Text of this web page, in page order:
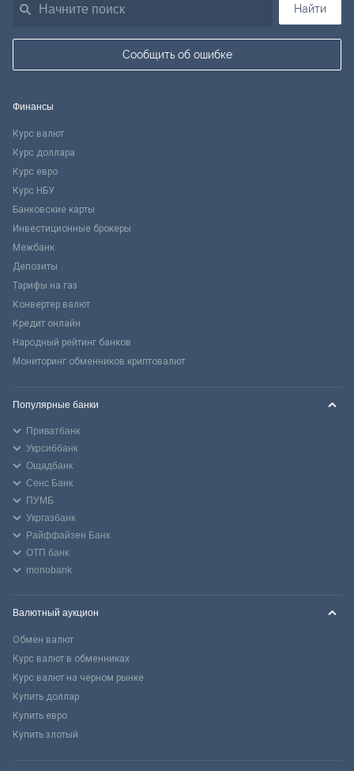
Найти
Сообщить об ошибке
Финансы
Курс валют
Курс доллара
Курс евро
Курс НБУ
Банковские карты
Инвестиционные брокеры
Межбанк
Депозиты
Тарифы на газ
Конвертер валют
Кредит онлайн
Народный рейтинг банков
Мониторинг обменников криптовалют
Популярные банки
Приватбанк
Укрсиббанк
Ощадбанк
Сенс Банк
ПУМБ
Укргазбанк
Райффайзен Банк
ОТП банк
monobank
Валютный аукцион
Обмен валют
Курс валют в обменниках
Курс валют на черном рынке
Купить доллар
Купить евро
Купить злотый